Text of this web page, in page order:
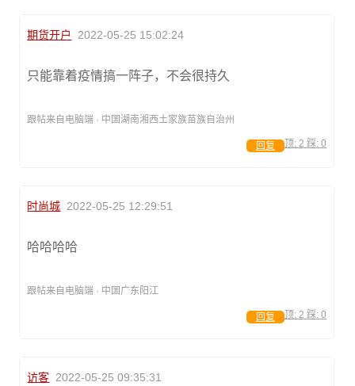
期货开户 2022-05-25 15:02:24
只能靠着疫情搞一阵子，不会很持久
跟帖来自电脑端 · 中国湖南湘西土家族苗族自治州
顶: 2 踩: 0
回复
时尚城 2022-05-25 12:29:51
哈哈哈哈
跟帖来自电脑端 · 中国广东阳江
顶: 2 踩: 0
回复
访客 2022-05-25 09:35:31